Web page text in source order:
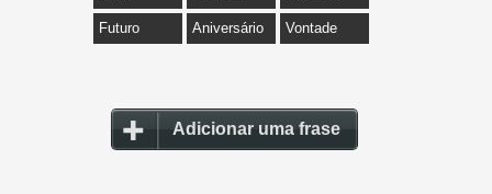
Futuro Aniversário Vontade
Adicionar uma frase